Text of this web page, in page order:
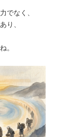
でなく、
り、
。